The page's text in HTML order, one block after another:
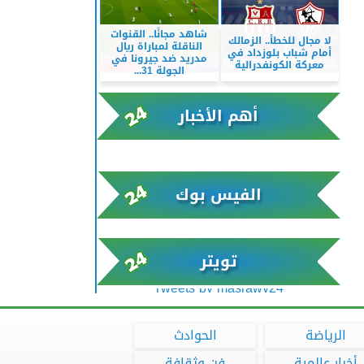
لا مجال للخطأ.. الزمالك
أمام شباب بلوزداد في
معركة الكونفدرالية
شاهد مجانًا.. القنوات
الناقلة لمباراة ريال
مدريد ضد جيرونا في
الجولة 31...
أهم الأخبار
الفيس بوك
تويتر
Tweets by masrawy24
الرياضة
الحوادث